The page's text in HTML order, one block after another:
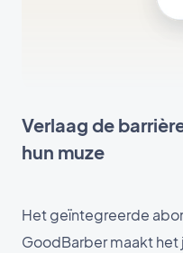
Verlaag de
hun muze
Het geïntegreerde
GoodBarber maakt